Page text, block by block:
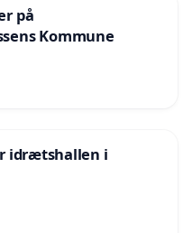
på
Kommune
idrætshallen i